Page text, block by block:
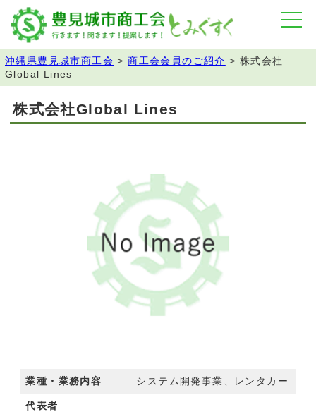
沖縄県豊見城市商工会 >商工会会員のご紹介 >株式会社
Global Lines
株式会社Global Lines
業種・業務内容 システム開発事業、レンタカー
代表者